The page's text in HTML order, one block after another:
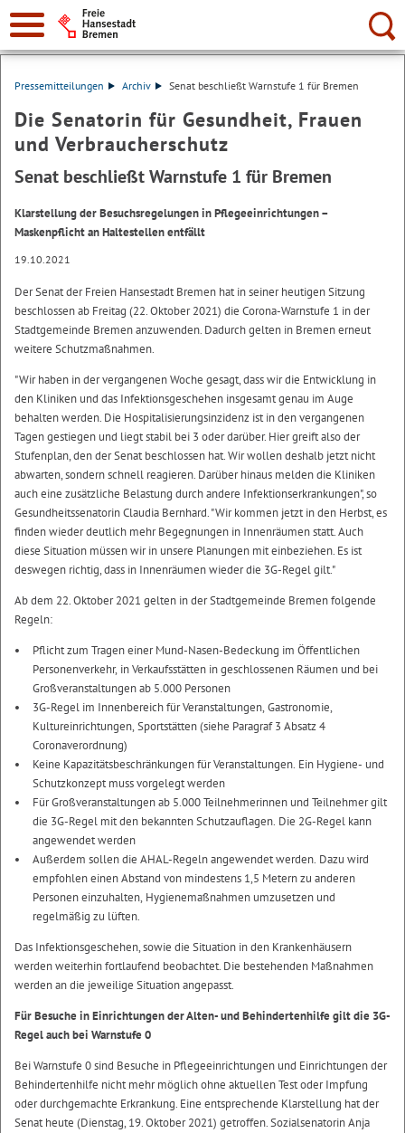
Suche:
Pressemitteilungen Archiv Senat beschließt Warnstufe 1 für Bremen
Die Senatorin für Gesundheit, Frauen
und Verbraucherschutz
Senat beschließt Warnstufe 1 für Bremen
Klarstellung der Besuchsregelungen in Pflegeeinrichtungen –
Maskenpflicht an Haltestellen entfällt
19.10.2021
Der Senat der Freien Hansestadt Bremen hat in seiner heutigen Sitzung
beschlossen ab Freitag (22. Oktober 2021) die Corona-Warnstufe 1 in der
Stadtgemeinde Bremen anzuwenden. Dadurch gelten in Bremen erneut
weitere Schutzmaßnahmen.
"Wir haben in der vergangenen Woche gesagt, dass wir die Entwicklung in
den Kliniken und das Infektionsgeschehen insgesamt genau im Auge
behalten werden. Die Hospitalisierungsinzidenz ist in den vergangenen
Tagen gestiegen und liegt stabil bei 3 oder darüber. Hier greift also der
Stufenplan, den der Senat beschlossen hat. Wir wollen deshalb jetzt nicht
abwarten, sondern schnell reagieren. Darüber hinaus melden die Kliniken
auch eine zusätzliche Belastung durch andere Infektionserkrankungen", so
Gesundheitssenatorin Claudia Bernhard. "Wir kommen jetzt in den Herbst, es
finden wieder deutlich mehr Begegnungen in Innenräumen statt. Auch
diese Situation müssen wir in unsere Planungen mit einbeziehen. Es ist
deswegen richtig, dass in Innenräumen wieder die 3G-Regel gilt."
Ab dem 22. Oktober 2021 gelten in der Stadtgemeinde Bremen folgende
Regeln:
Pflicht zum Tragen einer Mund-Nasen-Bedeckung im Öffentlichen
Personenverkehr, in Verkaufsstätten in geschlossenen Räumen und bei
Großveranstaltungen ab 5.000 Personen
3G-Regel im Innenbereich für Veranstaltungen, Gastronomie,
Kultureinrichtungen, Sportstätten (siehe Paragraf 3 Absatz 4
Coronaverordnung)
Keine Kapazitätsbeschränkungen für Veranstaltungen. Ein Hygiene- und
Schutzkonzept muss vorgelegt werden
Für Großveranstaltungen ab 5.000 Teilnehmerinnen und Teilnehmer gilt
die 3G-Regel mit den bekannten Schutzauflagen. Die 2G-Regel kann
angewendet werden
Außerdem sollen die AHAL-Regeln angewendet werden. Dazu wird
empfohlen einen Abstand von mindestens 1,5 Metern zu anderen
Personen einzuhalten, Hygienemaßnahmen umzusetzen und
regelmäßig zu lüften.
Das Infektionsgeschehen, sowie die Situation in den Krankenhäusern
werden weiterhin fortlaufend beobachtet. Die bestehenden Maßnahmen
werden an die jeweilige Situation angepasst.
Für Besuche in Einrichtungen der Alten- und Behindertenhilfe gilt die 3G-
Regel auch bei Warnstufe 0
Bei Warnstufe 0 sind Besuche in Pflegeeinrichtungen und Einrichtungen der
Behindertenhilfe nicht mehr möglich ohne aktuellen Test oder Impfung
oder durchgemachte Erkrankung. Eine entsprechende Klarstellung hat der
Senat heute (Dienstag, 19. Oktober 2021) getroffen. Sozialsenatorin Anja